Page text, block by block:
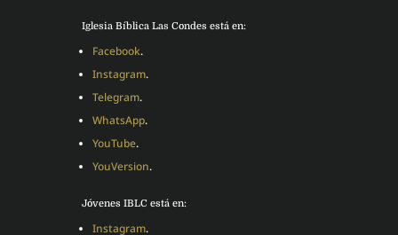
Iglesia Bíblica Las Condes está en:
Facebook.
Instagram.
Telegram.
WhatsApp.
YouTube.
YouVersion.
Jóvenes IBLC está en:
Instagram.